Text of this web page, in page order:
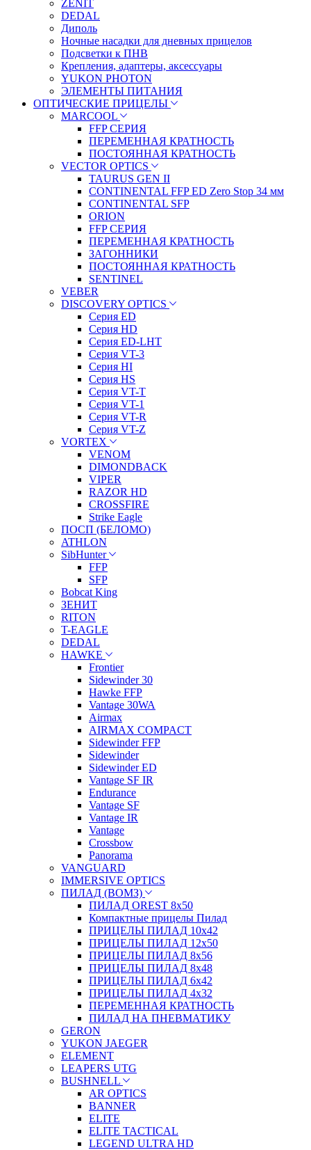
ZENIT
DEDAL
Диполь
Ночные насадки для дневных прицелов
Подсветки к ПНВ
Крепления, адаптеры, аксессуары
YUKON PHOTON
ЭЛЕМЕНТЫ ПИТАНИЯ
ОПТИЧЕСКИЕ ПРИЦЕЛЫ
MARCOOL
FFP СЕРИЯ
ПЕРЕМЕННАЯ КРАТНОСТЬ
ПОСТОЯННАЯ КРАТНОСТЬ
VECTOR OPTICS
TAURUS GEN II
CONTINENTAL FFP ED Zero Stop 34 мм
CONTINENTAL SFP
ORION
FFP СЕРИЯ
ПЕРЕМЕННАЯ КРАТНОСТЬ
ЗАГОННИКИ
ПОСТОЯННАЯ КРАТНОСТЬ
SENTINEL
VEBER
DISCOVERY OPTICS
Серия ED
Серия HD
Серия ED-LHT
Серия VT-3
Серия HI
Серия HS
Серия VT-T
Серия VT-1
Серия VT-R
Серия VT-Z
VORTEX
VENOM
DIMONDBACK
VIPER
RAZOR HD
CROSSFIRE
Strike Eagle
ПОСП (БЕЛОМО)
ATHLON
SibHunter
FFP
SFP
Bobcat King
ЗЕНИТ
RITON
T-EAGLE
DEDAL
HAWKE
Frontier
Sidewinder 30
Hawke FFP
Vantage 30WA
Airmax
AIRMAX COMPACT
Sidewinder FFP
Sidewinder
Sidewinder ED
Vantage SF IR
Endurance
Vantage SF
Vantage IR
Vantage
Crossbow
Panorama
VANGUARD
IMMERSIVE OPTICS
ПИЛАД (ВОМЗ)
ПИЛАД OREST 8х50
Компактные прицелы Пилад
ПРИЦЕЛЫ ПИЛАД 10х42
ПРИЦЕЛЫ ПИЛАД 12х50
ПРИЦЕЛЫ ПИЛАД 8х56
ПРИЦЕЛЫ ПИЛАД 8х48
ПРИЦЕЛЫ ПИЛАД 6х42
ПРИЦЕЛЫ ПИЛАД 4х32
ПЕРЕМЕННАЯ КРАТНОСТЬ
ПИЛАД НА ПНЕВМАТИКУ
GERON
YUKON JAEGER
ELEMENT
LEAPERS UTG
BUSHNELL
AR OPTICS
BANNER
ELITE
ELITE TACTICAL
LEGEND ULTRA HD